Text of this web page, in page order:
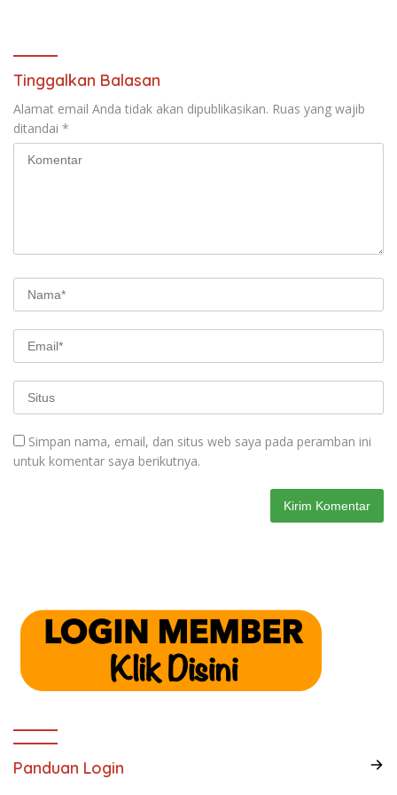
Tinggalkan Balasan
Alamat email Anda tidak akan dipublikasikan. Ruas yang wajib
ditandai *
Simpan nama, email, dan situs web saya pada peramban ini
untuk komentar saya berikutnya.
Panduan Login